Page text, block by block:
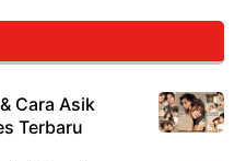
Cara Asik
Terbaru